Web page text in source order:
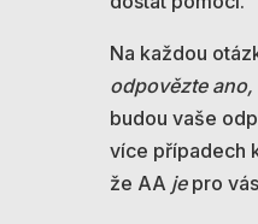
Na každou
odpovězte ano,
budou vaše
více případech
že AA jepro